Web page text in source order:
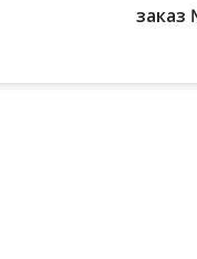
заказ